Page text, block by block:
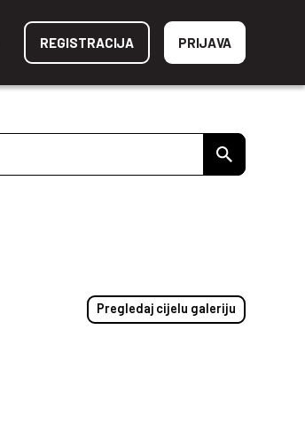
REGISTRACIJA PRIJAVA
Pregledaj cijelu galeriju